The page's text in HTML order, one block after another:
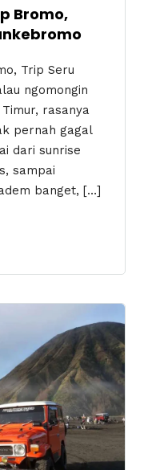
Bromo,
Trip Seru
ngomongin
rasanya
pernah gagal
dari sunrise
sampai
banget, […]